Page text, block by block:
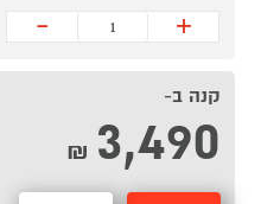
+
-
קנה ב-
3,490
₪